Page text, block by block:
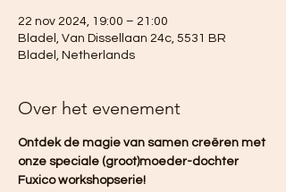
22 nov 2024, 19:00 – 21:00
Bladel, Van Dissellaan 24c, 5531 BR
Bladel, Netherlands
Over het evenement
Ontdek de magie van samen creëren met
onze speciale (groot)moeder-dochter
Fuxico workshopserie!